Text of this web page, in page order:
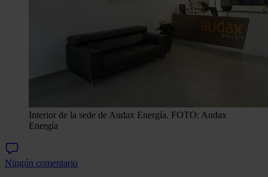
Interior de la sede de Audax Energía. FOTO: Audax
Energía
Ningún comentario